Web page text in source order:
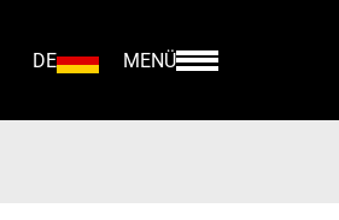
DE MENÜ